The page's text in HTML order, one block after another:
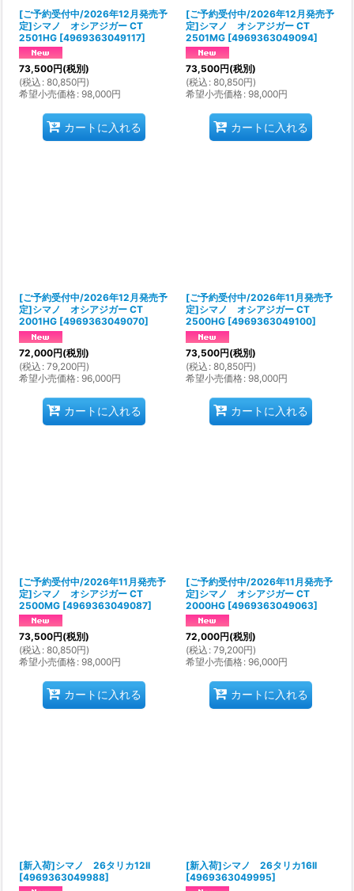
[ご予約受付中/2026年12月発売予
定]シマノ オシアジガー CT
2501HG [4969363049117]
73,500円(税別)
(税込 : 80,850円)
希望小売価格: 98,000円
カートに入れる
[ご予約受付中/2026年12月発売予
定]シマノ オシアジガー CT
2501MG [4969363049094]
73,500円(税別)
(税込 : 80,850円)
希望小売価格: 98,000円
カートに入れる
[ご予約受付中/2026年12月発売予
定]シマノ オシアジガー CT
2001HG [4969363049070]
72,000円(税別)
(税込 : 79,200円)
希望小売価格: 96,000円
カートに入れる
[ご予約受付中/2026年11月発売予
定]シマノ オシアジガー CT
2500HG [4969363049100]
73,500円(税別)
(税込 : 80,850円)
希望小売価格: 98,000円
カートに入れる
[ご予約受付中/2026年11月発売予
定]シマノ オシアジガー CT
2500MG [4969363049087]
73,500円(税別)
(税込 : 80,850円)
希望小売価格: 98,000円
カートに入れる
[ご予約受付中/2026年11月発売予
定]シマノ オシアジガー CT
2000HG [4969363049063]
72,000円(税別)
(税込 : 79,200円)
希望小売価格: 96,000円
カートに入れる
[新入荷]シマノ 26タリカ12II
[4969363049988]
[新入荷]シマノ 26タリカ16II
[4969363049995]